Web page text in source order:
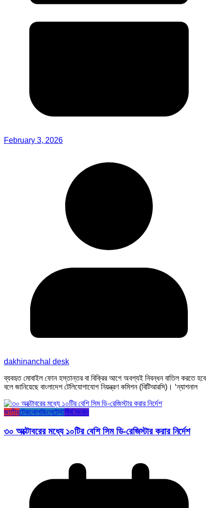
February 3, 2026
dakhinanchal desk
ব্যবহৃত মোবাইল ফোন হস্তান্তর বা বিক্রির আগে অবশ্যই নিবন্ধন বাতিল করতে হবে
বলে জানিয়েছে বাংলাদেশ টেলিযোগাযোগ নিয়ন্ত্রণ কমিশন (বিটিআরসি)। ‘ন্যাশনাল
জাতীয়টেকনোলজিলেটেস্টশীর্ষ সংবাদ
৩০ অক্টোবরের মধ্যে ১০টির বেশি সিম ডি-রেজিস্টার করার নির্দেশ